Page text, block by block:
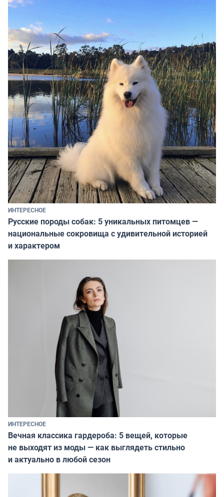
ИНТЕРЕСНОЕ
Русские породы собак: 5 уникальных питомцев —
национальные сокровища с удивительной историей
и характером
ИНТЕРЕСНОЕ
Вечная классика гардероба: 5 вещей, которые
не выходят из моды — как выглядеть стильно
и актуально в любой сезон